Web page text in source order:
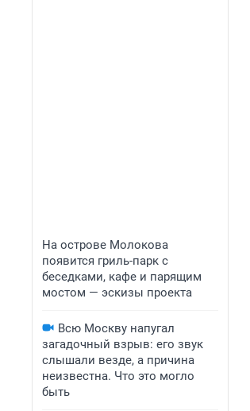
На острове Молокова
появится гриль-парк с
беседками, кафе и парящим
мостом — эскизы проекта
Всю Москву напугал
загадочный взрыв: его звук
слышали везде, а причина
неизвестна. Что это могло
быть